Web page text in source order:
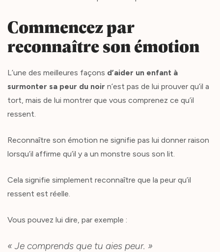
Commencez par
reconnaître son émotion
L’une des meilleures façons d’aider un enfant à
surmonter sa peur du noir n’est pas de lui prouver qu’il a
tort, mais de lui montrer que vous comprenez ce qu’il
ressent.
Reconnaître son émotion ne signifie pas lui donner raison
lorsqu’il affirme qu’il y a un monstre sous son lit.
Cela signifie simplement reconnaître que la peur qu’il
ressent est réelle.
Vous pouvez lui dire, par exemple :
« Je comprends que tu aies peur. »